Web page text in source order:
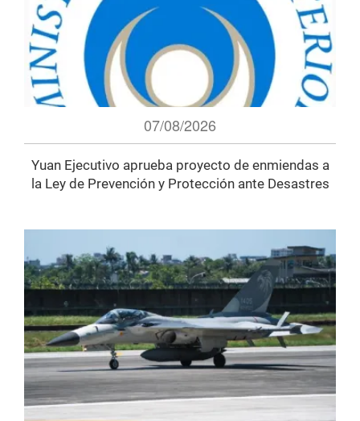
07/08/2026
Yuan Ejecutivo aprueba proyecto de enmiendas a
la Ley de Prevención y Protección ante Desastres